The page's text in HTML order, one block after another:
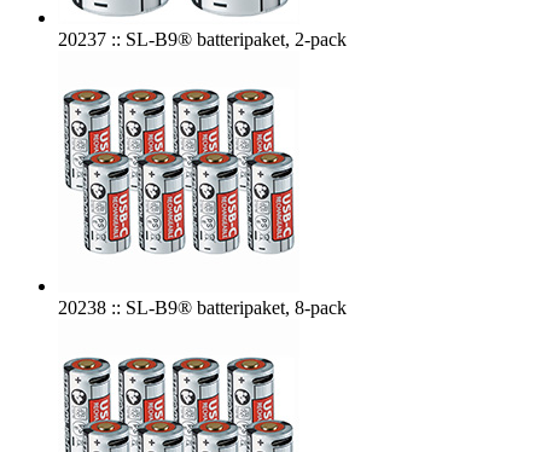
20237 :: SL-B9® batteripaket, 2-pack
20238 :: SL-B9® batteripaket, 8-pack